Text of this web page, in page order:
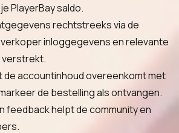
PlayerBay saldo.
rechtstreeks via de
inloggegevens en relevante
de accountinhoud overeenkomt met
de bestelling als ontvangen.
feedback helpt de community en